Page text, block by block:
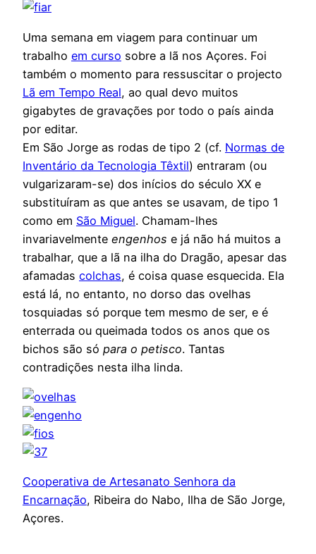
Uma semana em viagem para continuar um
trabalho em curso sobre a lã nos Açores. Foi
também o momento para ressuscitar o projecto
Lã em Tempo Real, ao qual devo muitos
gigabytes de gravações por todo o país ainda
por editar.
Em São Jorge as rodas de tipo 2 (cf. Normas de
Inventário da Tecnologia Têxtil) entraram (ou
vulgarizaram-se) dos inícios do século XX e
substituíram as que antes se usavam, de tipo 1
como em São Miguel. Chamam-lhes
invariavelmente engenhos e já não há muitos a
trabalhar, que a lã na ilha do Dragão, apesar das
afamadas colchas, é coisa quase esquecida. Ela
está lá, no entanto, no dorso das ovelhas
tosquiadas só porque tem mesmo de ser, e é
enterrada ou queimada todos os anos que os
bichos são só para o petisco. Tantas
contradições nesta ilha linda.
Cooperativa de Artesanato Senhora da
Encarnação, Ribeira do Nabo, Ilha de São Jorge,
Açores.